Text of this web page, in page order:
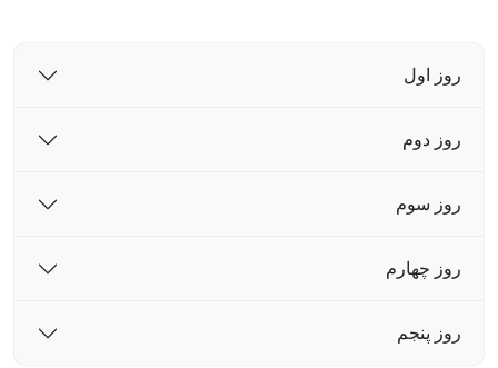
روز اول
روز دوم
روز سوم
روز چهارم
روز پنجم